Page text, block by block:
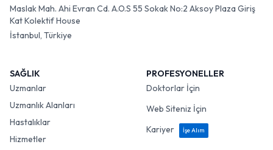
Maslak Mah. Ahi Evran Cd. A.O.S 55 Sokak No:2 Aksoy Plaza Giriş
Kat Kolektif House
İstanbul, Türkiye
SAĞLIK
Uzmanlar
Uzmanlık Alanları
Hastalıklar
Hizmetler
PROFESYONELLER
Doktorlar İçin
Web Siteniz İçin
Kariyer
İşe Alım